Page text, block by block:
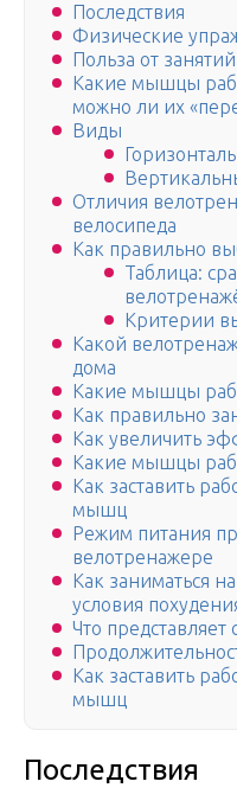
Последствия
Физические
Польза от
Какие мышцы
можно ли их
Виды
Отличия
велосипеда
Как правильно
Таблица:
Критерии
Какой
дома
Какие мышцы
Как правильно
Как увеличить
Какие мышцы
Как заставить
мышц
Режим питания
велотренажере
Как заниматься
условия
Что
Как заставить
мышц
Последствия